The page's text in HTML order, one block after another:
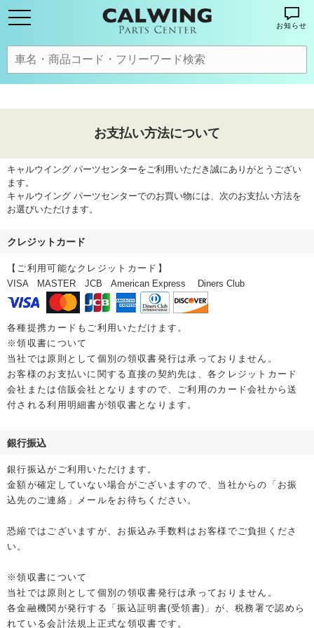
お知らせ
お支払い方法について
キャルウイング パーツセンターをご利用いただき誠にありがとうござい
ます。
キャルウイング パーツセンターでのお買い物には、次のお支払い方法を
お選びいただけます。
クレジットカード
【ご利用可能なクレジットカード】
VISA MASTER JCB American Express Diners Club
各種提携カードもご利用いただけます。
※領収書について
当社では原則として個別の領収書発行は承っておりません。
お客様のお支払いに関する直接の契約先は、各クレジットカード
会社または信販会社となりますので、ご利用のカード会社から送
付される利用明細書が領収書となります。
銀行振込
銀行振込がご利用いただけます。
金額が確定していない場合がございますので、当社からの「お振
込先のご連絡」メールをお待ちください。
恐縮ではございますが、お振込み手数料はお客様でご負担くださ
い。
※領収書について
当社では原則として個別の領収書発行は承っておりません。
各金融機関が発行する「振込証明書(受領書)」が、税務署で認めら
れている会計法規上正式な領収書です。